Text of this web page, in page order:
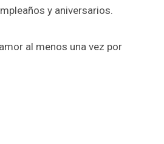
y aniversarios.
al menos una vez por